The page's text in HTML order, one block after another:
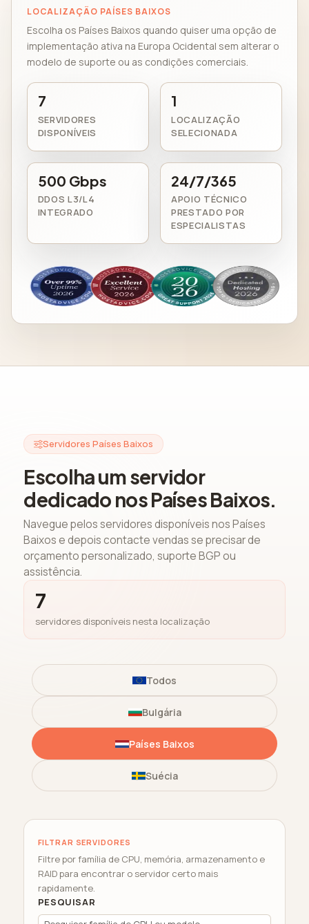
LOCALIZAÇÃO PAÍSES BAIXOS
Escolha os Países Baixos quando quiser uma opção de
implementação ativa na Europa Ocidental sem alterar o
modelo de suporte ou as condições comerciais.
7
SERVIDORES
DISPONÍVEIS
1
LOCALIZAÇÃO
SELECIONADA
500 Gbps
DDOS L3/L4
INTEGRADO
24/7/365
APOIO TÉCNICO
PRESTADO POR
ESPECIALISTAS
Servidores Países Baixos
Escolha um servidor
dedicado nos Países Baixos.
Navegue pelos servidores disponíveis nos Países
Baixos e depois contacte vendas se precisar de
orçamento personalizado, suporte BGP ou
assistência.
7
servidores disponíveis nesta localização
Todos
Bulgária
Países Baixos
Suécia
FILTRAR SERVIDORES
Filtre por família de CPU, memória, armazenamento e
RAID para encontrar o servidor certo mais
rapidamente.
PESQUISAR